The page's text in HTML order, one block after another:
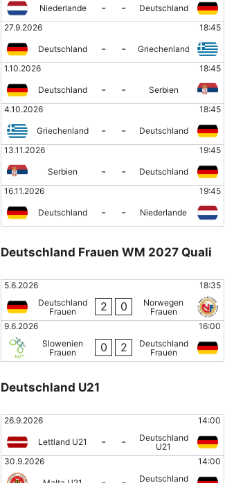
Niederlande - -
Deutschland
27.9.2026
18:45
Deutschland - -
Griechenland
1.10.2026
18:45
Deutschland - -
Serbien
4.10.2026
18:45
Griechenland - -
Deutschland
13.11.2026
19:45
Serbien - -
Deutschland
16.11.2026
19:45
Deutschland - - Niederlande
Deutschland Frauen WM 2027 Quali
5.6.2026
18:35
Deutschland
Frauen
2 0
Norwegen
Frauen
9.6.2026
16:00
Slowenien
Frauen
0 2
Deutschland
Frauen
Deutschland U21
26.9.2026 14:00
Lettland U21 - -
Deutschland
U21
30.9.2026
14:00
Deutschland